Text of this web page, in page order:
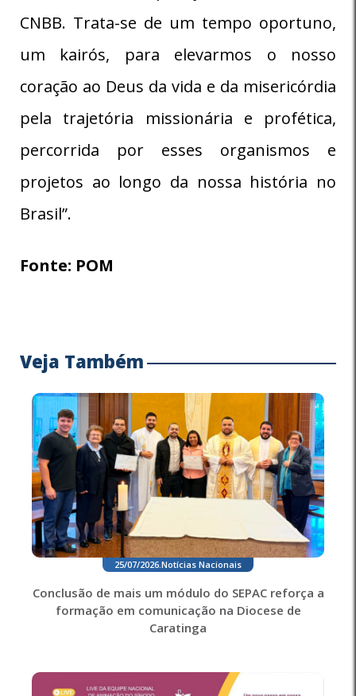
CNBB. Trata-se de um tempo oportuno,
um kairós, para elevarmos o nosso
coração ao Deus da vida e da misericórdia
pela trajetória missionária e profética,
percorrida por esses organismos e
projetos ao longo da nossa história no
Brasil”.
Fonte: POM
Veja Também
25/07/2026 Notícias Nacionais
Conclusão de mais um módulo do SEPAC reforça a
formação em comunicação na Diocese de
Caratinga